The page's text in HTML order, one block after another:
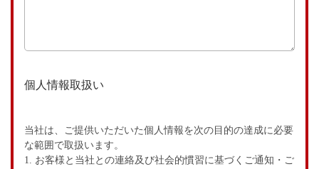
個人情報取扱い
当社は、ご提供いただいた個人情報を次の目的の達成に必要
な範囲で取扱います。
1. お客様と当社との連絡及び社会的慣習に基づくご通知・ご